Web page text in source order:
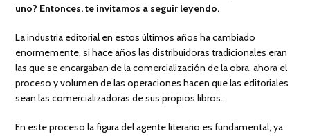
uno? Entonces, te invitamos a seguir leyendo.
La industria editorial en estos últimos años ha cambiado
enormemente, si hace años las distribuidoras tradicionales eran
las que se encargaban de la comercialización de la obra, ahora el
proceso y volumen de las operaciones hacen que las editoriales
sean las comercializadoras de sus propios libros.
En este proceso la figura del agente literario es fundamental, ya